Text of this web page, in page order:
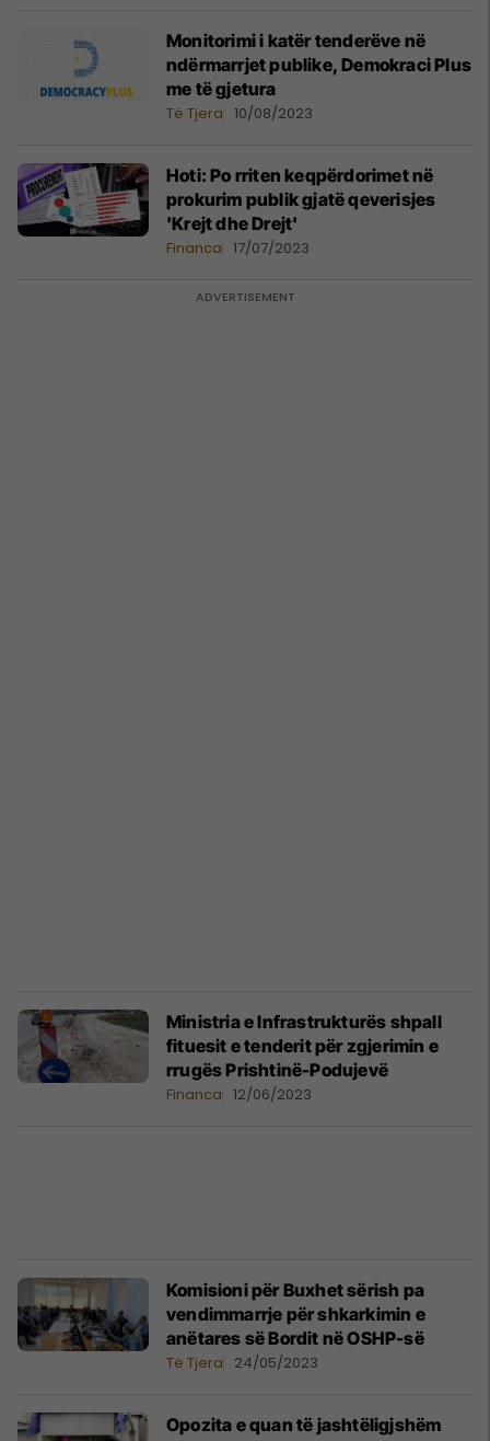
Monitorimi i katër tenderëve në
ndërmarrjet publike, Demokraci Plus
me të gjetura
Të Tjera 10/08/2023
Hoti: Po rriten keqpërdorimet në
prokurim publik gjatë qeverisjes
'Krejt dhe Drejt'
Financa 17/07/2023
Ministria e Infrastrukturës shpall
fituesit e tenderit për zgjerimin e
rrugës Prishtinë-Podujevë
Financa 12/06/2023
Komisioni për Buxhet sërish pa
vendimmarrje për shkarkimin e
anëtares së Bordit në OSHP-së
Të Tjera 24/05/2023
Opozita e quan të jashtëligjshëm